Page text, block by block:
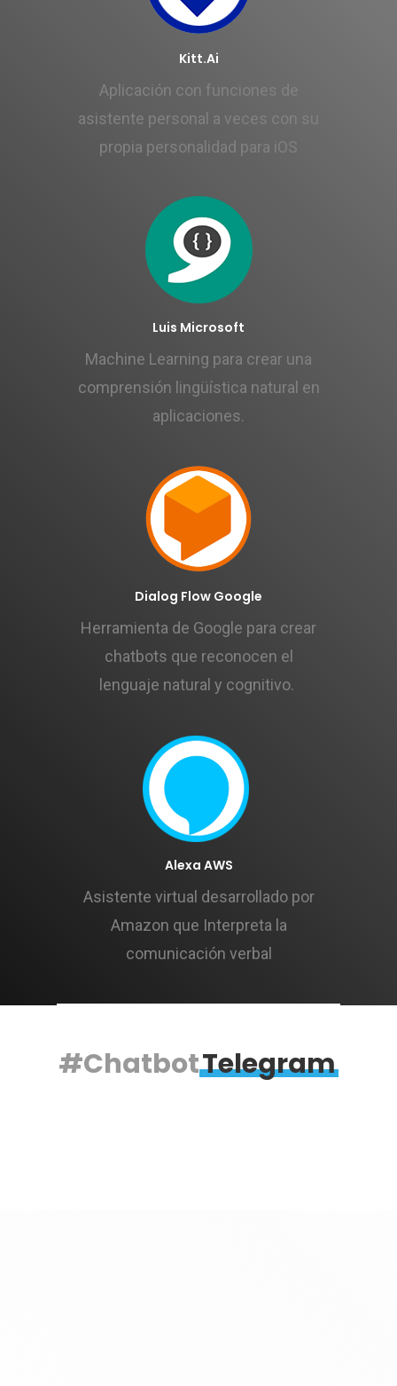
Kitt.ai
Aplicación con funciones de
asistente personal a veces con su
propia personalidad para iOS
Luis Microsoft
Machine Learning para crear una
comprensión lingüística natural en
aplicaciones.
Dialog Flow Google
Herramienta de Google para crear
chatbots que reconocen el
lenguaje natural y cognitivo.
Alexa AWS
Asistente virtual desarrollado por
Amazon que Interpreta la
comunicación verbal
#ChatbotTelegram